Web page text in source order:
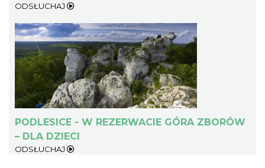
ODSŁUCHAJ
PODLESICE - W REZERWACIE GÓRA ZBORÓW
– DLA DZIECI
ODSŁUCHAJ